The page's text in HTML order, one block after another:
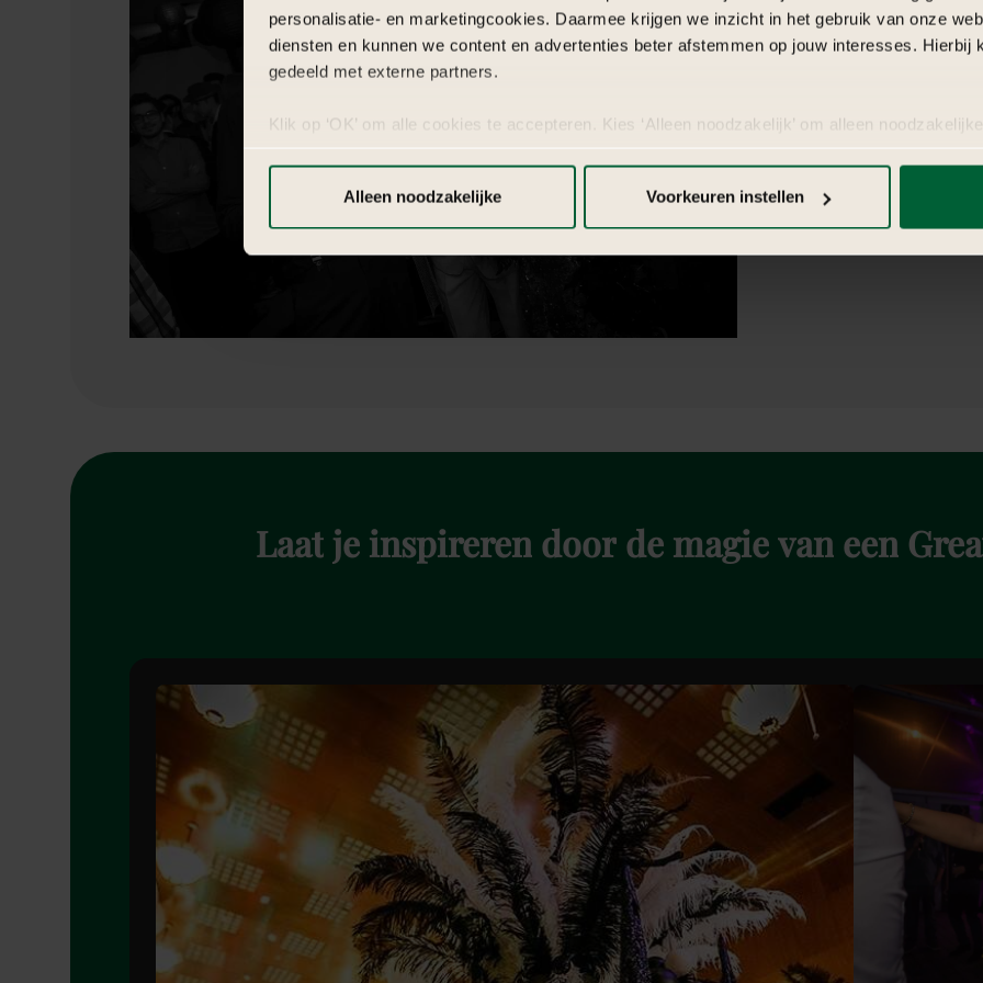
personalisatie- en marketingcookies. Daarmee krijgen we inzicht in het gebruik van onze
diensten en kunnen we content en advertenties beter afstemmen op jouw interesses. Hierbij
gedeeld met externe partners.
Klik op ‘OK’ om alle cookies te accepteren. Kies ‘Alleen noodzakelijk’ om alleen
Alleen noodzakelijke
Voorkeuren instellen
Het
Het Great Gatsby-thema is
Fitzgerald, dat de
perfect weergeeft. Met een
thema ideaal voor
Laat je inspireren door de magievan een